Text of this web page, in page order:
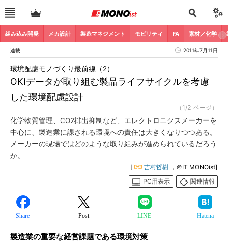
組み込み開発 メカ設計 製造マネジメント モビリティ FA 素材／化学
連載 2011年7月11日
OKIデータが取り組む製品ライフサイクルを考慮
した環境配慮設計
環境配慮モノづくり最前線（2）
（1/2 ページ）
化学物質管理、CO2排出抑制など、エレクトロニクスメーカーを
中心に、製造業に課される環境への責任は大きくなりつつある。
メーカーの現場ではどのような取り組みが進められているだろう
か。
[ 吉村哲樹 ，＠IT MONOist]
PC用表示
関連情報
Share Post LINE Hatena
製造業の重要な経営課題である環境対策